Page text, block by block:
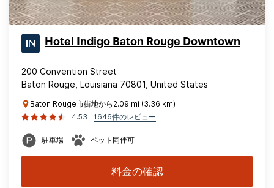
Hotel Indigo Baton Rouge Downtown
200 Convention Street
Baton Rouge, Louisiana 70801, United States
Baton Rouge市街地から2.09 mi (3.36 km)
4.53
1646件のレビュー
駐車場 ペット同伴可
料金の確認